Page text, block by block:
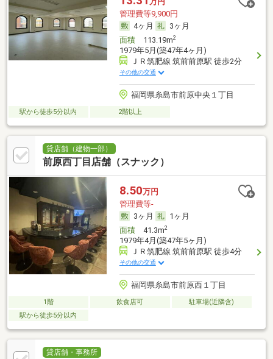
管理費等9,900円
4ヶ月
3ヶ月
面積113.19m2
1979年5月(築47年4ヶ月)
ＪＲ筑肥線 筑前前原駅 徒歩2分
その他の交通
福岡県糸島市前原中央１丁目
駅から徒歩5分以内 2階以上
貸店舗（建物一部）
前原西丁目店舗（スナック）
8.50万円
管理費等-
3ヶ月
1ヶ月
面積41.3m2
1979年4月(築47年5ヶ月)
ＪＲ筑肥線 筑前前原駅 徒歩4分
その他の交通
福岡県糸島市前原西１丁目
1階 飲食店可
駐車場(近隣含)
駅から徒歩5分以内
貸店舗・事務所